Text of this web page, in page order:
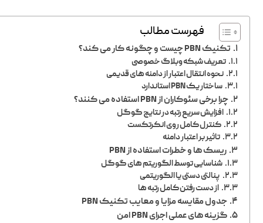
فهرست مطالب
تکنیک PBN چیست و چگونه کار می کند؟
تعریف شبکه وبلاگ خصوصی
نحوه انتقال اعتبار از دامنه های قدیمی
ساختار یک PBN استاندارد
چرا برخی سئوکاران از PBN استفاده می کنند؟
افزایش سریع رتبه در نتایج گوگل
کنترل کامل روی انکرتکست
تاثیر بر اعتبار دامنه
ریسک ها و خطرات استفاده از PBN
شناسایی توسط الگوریتم های گوگل
پنالتی دستی یا الگوریتمی
از دست رفتن کامل رتبه ها
جدول مقایسه مزایا و معایب تکنیک PBN
گزینه های عملی اجرای PBN امن